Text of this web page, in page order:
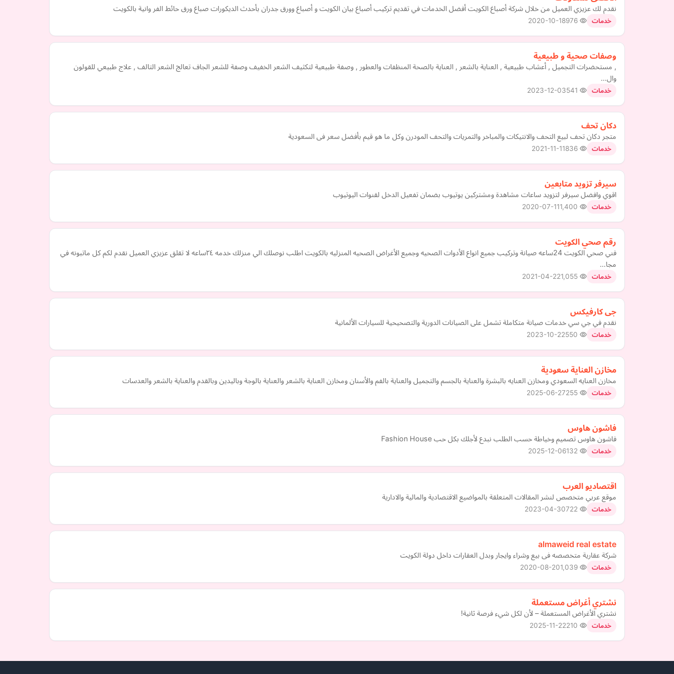
نقدم لك عزيزي العميل من خلال شركة أصباغ الكويت أفضل الخدمات في تقديم تركيب أصباغ بيان الكويت و أصباغ وورق جدران بأحدث الديكورات صباغ ورق حائط الفر وانية بالكويت
خدمات 2020-10-18
وصفات صحية و طبيعية
, مستحضرات التجميل , أعشاب طبيعية , العناية بالشعر , العناية بالصحة المنظفات والعطور , وصفة طبيعية لتكثيف الشعر الخفيف وصفة للشعر الجاف تعالج الشعر التالف , علاج طبيعي للقولون
وال…
خدمات 2023-12-03
دكان تحف
متجر دكان تحف لبيع التحف والانتيكات والمباخر والتمريات والتحف المودرن وكل ما هو قيم بأفضل سعر فى السعودية
خدمات 2021-11-11
سيرفر تزويد متابعين
اقوي وافضل سيرفر لتزويد ساعات مشاهدة ومشتركين يوتيوب بضمان تفعيل الدخل لقنوات اليوتيوب
خدمات 2020-07-11
رقم صحي الكويت
فني صحي الكويت 24ساعه صيانة وتركيب جميع انواع الأدوات الصحيه وجميع الأغراض الصحيه المنزليه بالكويت اطلب نوصلك الي منزلك خدمه ٢٤ساعه لا تقلق عزيزي العميل نقدم لكم كل ماتبونه في
مجا…
خدمات 2021-04-22
جى كارفيكس
نقدم في جي سي خدمات صيانة متكاملة تشمل على الصيانات الدورية والتصحيحية للسيارات الألمانية
خدمات 2023-10-22
مخازن العناية سعودية
مخازن العنايه السعودي ومخازن العنايه بالبشرة والعناية بالجسم والتجميل والعناية بالفم والأسنان ومخازن العناية بالشعر والعناية بالوجة وباليدين وبالقدم والعناية بالشعر والعدسات
خدمات 2025-06-27
فاشون هاوس
فاشون هاوس تصميم وخياطة حسب الطلب نبدع لأجلك بكل حب Fashion House
خدمات 2025-12-06
اقتصاديو العرب
موقع عربي متخصص لنشر المقالات المتعلقة بالمواضيع الاقتصادية والمالية والادارية
خدمات 2023-04-30
almaweid real estate
شركة عقارية متخصصه فى بيع وشراء وايجار وبدل العقارات داخل دولة الكويت
خدمات 2020-08-20
نشتري أغراض مستعملة
نشتري الأغراض المستعملة – لأن لكل شيء فرصة ثانية!
خدمات 2025-11-22